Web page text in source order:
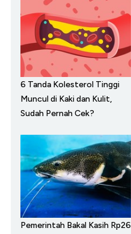
6 Tanda Kolesterol Tinggi
Muncul di Kaki dan Kulit,
Sudah Pernah Cek?
Pemerintah Bakal Kasih Rp26